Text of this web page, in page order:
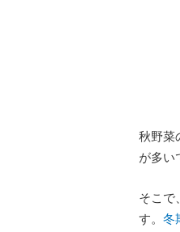
秋野菜
が多い
そこで
す。 冬